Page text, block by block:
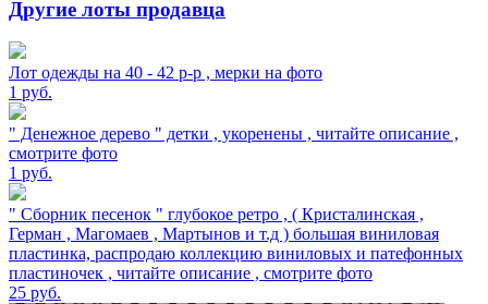
Другие лоты продавца
Лот одежды на 40 - 42 р-р , мерки на фото
1 руб.
" Денежное дерево " детки , укоренены , читайте описание ,
смотрите фото
1 руб.
" Сборник песенок " глубокое ретро , ( Кристалинская ,
Герман , Магомаев , Мартынов и т.д ) большая виниловая
пластинка, распродаю коллекцию виниловых и патефонных
пластиночек , читайте описание , смотрите фото
25 руб.